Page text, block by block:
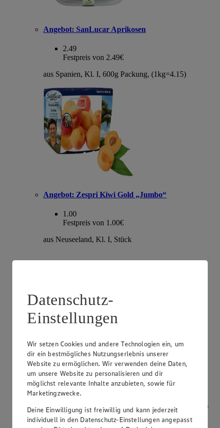
Angebot: SanLucar Aprikosen
2.49
Festpreis von 2.49€
aus Spanien, Kl. I, 600g Packung, (1kg=4.15)
Angebot: Zespri Kiwi Gold „Jumbo“
1.00
Festpreis von 1.00€
aus Neuseeland, Kl. I, Stück
Angebot:Champignons
1.79
Festpreis von 1.79€
weiß oder braun, aus Bayern, Kl. I, je 250g Packung,
(1kg=7.16)
Datenschutz-
Einstellungen
Wir setzen Cookies und andere Technologien ein, um
dir ein bestmögliches Nutzungserlebnis unserer
Website zu ermöglichen. Wir verwenden deine Daten,
um unsere Website zu personalisieren und dir
möglichst relevante Inhalte anzubieten, sowie für
Marketingzwecke.
Deine Einwilligung ist freiwillig und kann jederzeit
individuell in den Datenschutz-Einstellungen angepasst